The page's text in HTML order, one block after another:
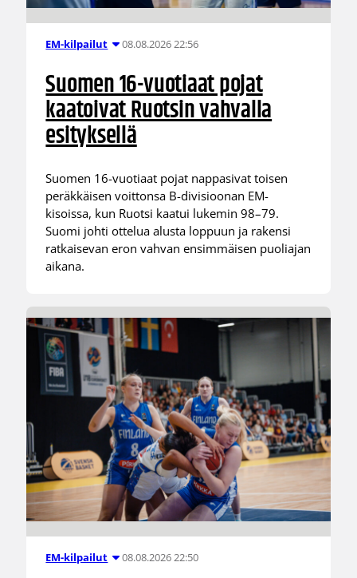
EM-kilpailut 08.08.2026 22:56
Suomen 16-vuotiaat pojat
kaatoivat Ruotsin vahvalla
esityksellä
Suomen 16-vuotiaat pojat nappasivat toisen
peräkkäisen voittonsa B-divisioonan EM-
kisoissa, kun Ruotsi kaatui lukemin 98–79.
Suomi johti ottelua alusta loppuun ja rakensi
ratkaisevan eron vahvan ensimmäisen puoliajan
aikana.
EM-kilpailut 08.08.2026 22:50